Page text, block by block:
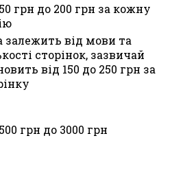
грн до 200 грн за кожну
залежить від мови та
сторінок, зазвичай
від 150 до 250 грн за
грн до 3000 грн